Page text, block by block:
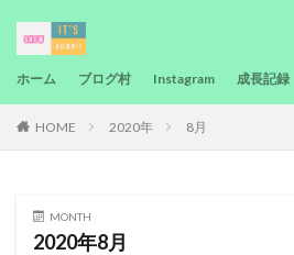
ホーム ブログ村 Instagram 成長記録
HOME 2020年 8月
MONTH
2020年8月